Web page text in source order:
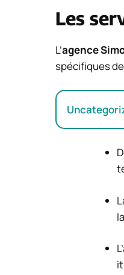
Les
L’agence
spécifiques